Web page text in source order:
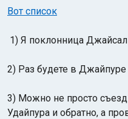
Вот список
1) Я поклонница
2) Раз будете в Джайпуре
3) Можно не просто
Удайпура и обратно, а